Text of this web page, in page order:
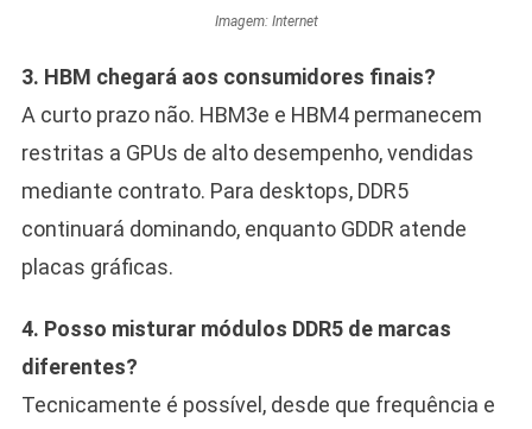
Imagem: Internet
3. HBM chegará aos consumidores finais?
A curto prazo não. HBM3e e HBM4 permanecem
restritas a GPUs de alto desempenho, vendidas
mediante contrato. Para desktops, DDR5
continuará dominando, enquanto GDDR atende
placas gráficas.
4. Posso misturar módulos DDR5 de marcas
diferentes?
Tecnicamente é possível, desde que frequência e